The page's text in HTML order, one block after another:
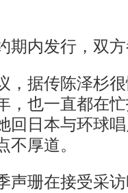
内发行，双方
据传陈泽杉很
，也一直都在
回日本与环球
不厚道。
珊在接受采访